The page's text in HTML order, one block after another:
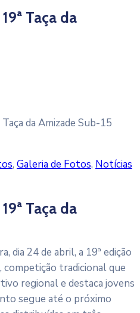
Taça da
Taça da Amizade Sub-15
‚ Galeria de Fotos‚ Notícias
Taça da
dia 24 de abril, a 19ª edição
competição tradicional que
regional e destaca jovens
segue até o próximo